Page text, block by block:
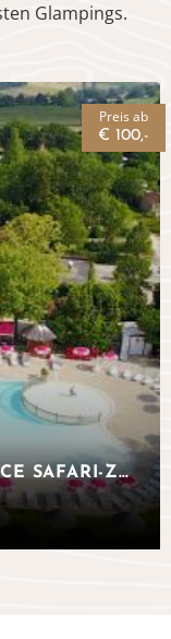
Glampings.
CASTEL LE CAMP DE FLORENCE SAFARI-ZELTE OKZITANIEN
Preis ab
€ 100,-